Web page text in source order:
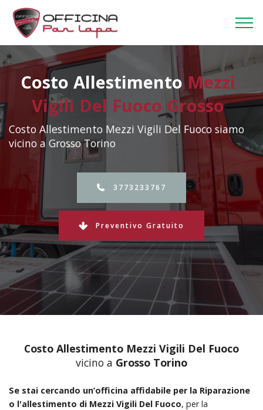
Costo AllestimentoMezzi
Vigili Del Fuoco Grosso
Costo Allestimento Mezzi Vigili Del Fuoco siamo
vicino a Grosso Torino
3773233767
Preventivo Gratuito
Costo Allestimento Mezzi Vigili Del Fuoco
vicino a Grosso Torino
Se stai cercando un’officina affidabile per la Riparazione
o l'allestimento di Mezzi Vigili Del Fuoco, per la